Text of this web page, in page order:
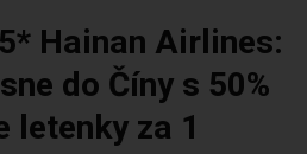
Hainan Airlines:
do Číny s 50%
letenky za 1